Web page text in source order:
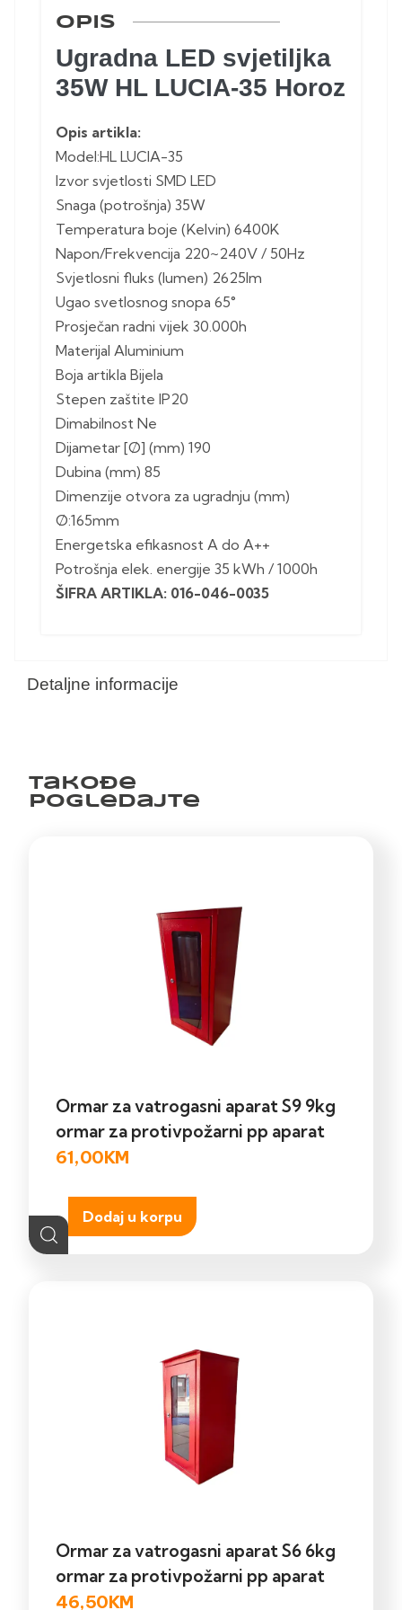
Detaljne informacije
OPIS
Ugradna LED svjetiljka
35W HL LUCIA-35 Horoz
Opis artikla:
Model:HL LUCIA-35
Izvor svjetlosti SMD LED
Snaga (potrošnja) 35W
Temperatura boje (Kelvin) 6400K
Napon/Frekvencija 220~240V / 50Hz
Svjetlosni fluks (lumen) 2625lm
Ugao svetlosnog snopa 65°
Prosječan radni vijek 30.000h
Materijal Aluminium
Boja artikla Bijela
Stepen zaštite IP20
Dimabilnost Ne
Dijametar [Ø] (mm) 190
Dubina (mm) 85
Dimenzije otvora za ugradnju (mm)
Ø:165mm
Energetska efikasnost A do A++
Potrošnja elek. energije 35 kWh / 1000h
ŠIFRA ARTIKLA: 016-046-0035
Takođe
pogledajte
Ormar za vatrogasni aparat S9 9kg
ormar za protivpožarni pp aparat
61,00KM
Dodaj u korpu
Ormar za vatrogasni aparat S6 6kg
ormar za protivpožarni pp aparat
46,50KM